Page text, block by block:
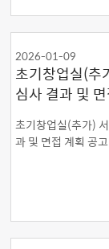
2026-01-09
초기창업실(추
심사 결과 및
공고
초기창업실(추가)
과 및 면접 계획 공고